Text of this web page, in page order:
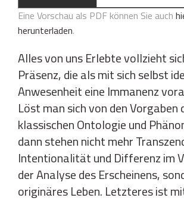
Eine Vorschau als PDF können Sie auch
herunterladen.
Alles von uns Erlebte vollzieht
Präsenz, die als mit sich selbst
Anwesenheit eine Immanenz
Löst man sich von den Vorgaben
klassischen Ontologie und
dann stehen nicht mehr
Intentionalität und Differenz im
der Analyse des Erscheinens,
originäres Leben. Letzteres ist